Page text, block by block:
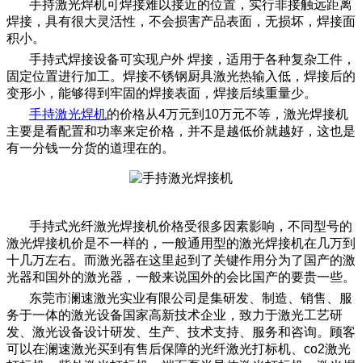
手持激光焊机可焊接难以接近的位置，实行非接触远距离
焊接，具有很大灵活性，不会损害产品表面，无损坏，焊接面
积小。
手持式焊接设备可实现户外 焊接，适用于各种复杂工件，
固定位置进行加工。焊接不锈钢厨具激光热输入低，焊接后的
变形小，能够得到牢固的焊接表面，焊接后续重量少。
手持激光焊机的价格从4万元到10万元不等，激光焊接机
主要是看配置和功率来定价格，并不是越低价就越好，这也是
有一分钱一分货的道理在的。
手持式光纤激光焊接机价格受很多因素影响，不同型号的
激光焊接机价是不一样的，一般通用型的激光焊接机在几万到
十几万左右。而激光器在这里起到了关键作用分为了国产的激
光器和国外的激光器，一般来说国外的会比国产的要贵一些。
东莞市澜速激光实业有限公司是集研发、制造、销售、服
务于一体的激光设备国家高新技术企业，致力于激光工艺研
发、激光设备设计研发、生产、技术支持、服务和咨询。顾客
可以在澜速激光买到有售后保障的光纤激光打标机、co2激光